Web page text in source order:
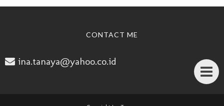
CONTACT ME
ina.tanaya@yahoo.co.id